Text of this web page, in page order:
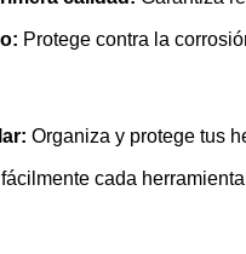
Protege contra la
Organiza y protege tus
cada